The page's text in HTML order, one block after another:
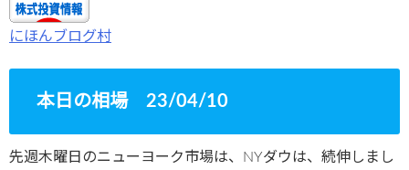
にほんブログ村
本日の相場 23/04/10
先週木曜日のニューヨーク市場は、NYダウは、続伸しまし